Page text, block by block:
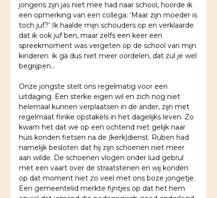
jongens zijn jas niet mee had naar school, hoorde ik
een opmerking van een collega: ‘Maar zijn moeder is
toch juf?’ Ik haalde mijn schouders op en verklaarde
dat ik ook juf ben, maar zelfs een keer een
spreekmoment was vergeten op de school van mijn
kinderen. ik ga dus niet meer oordelen, dat zul je wel
begrijpen…
Onze jongste stelt ons regelmatig voor een
uitdaging. Een sterke eigen wil en zich nog niet
helemaal kunnen verplaatsen in de ander, zijn met
regelmaat flinke opstakels in het dagelijks leven. Zo
kwam het dat we op een ochtend niet gelijk naar
huis konden fietsen na de (kerk)dienst. Ruben had
namelijk besloten dat hij zijn schoenen niet meer
aan wilde. De schoenen vlogen onder luid gebrul
met een vaart over de straatstenen en wij konden
op dat moment niet zo veel met ons boze jongetje.
Een gemeentelid merkte fijntjes op dat het hem